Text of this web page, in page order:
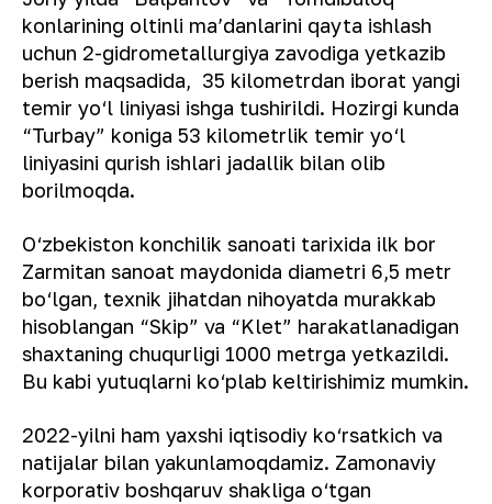
konlarining oltinli maʼdanlarini qayta ishlash
uchun 2-gidrometallurgiya zavodiga yetkazib
berish maqsadida, 35 kilometrdan iborat yangi
temir yo‘l liniyasi ishga tushirildi. Hozirgi kunda
“Turbay” koniga 53 kilometrlik temir yo‘l
liniyasini qurish ishlari jadallik bilan olib
borilmoqda.
O‘zbekiston konchilik sanoati tarixida ilk bor
Zarmitan sanoat maydonida diametri 6,5 metr
bo‘lgan, texnik jihatdan nihoyatda murakkab
hisoblangan “Skip” va “Klet” harakatlanadigan
shaxtaning chuqurligi 1000 metrga yetkazildi.
Bu kabi yutuqlarni ko‘plab keltirishimiz mumkin.
2022-yilni ham yaxshi iqtisodiy ko‘rsatkich va
natijalar bilan yakunlamoqdamiz. Zamonaviy
korporativ boshqaruv shakliga o‘tgan